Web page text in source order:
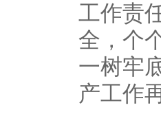
工作责
全，个
一树牢
产工作